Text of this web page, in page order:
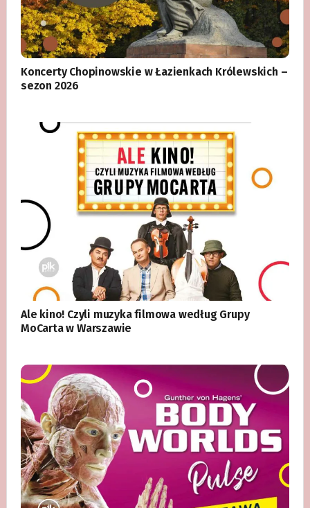
Koncerty Chopinowskie w Łazienkach Królewskich –
sezon 2026
Ale kino! Czyli muzyka filmowa według Grupy
MoCarta w Warszawie